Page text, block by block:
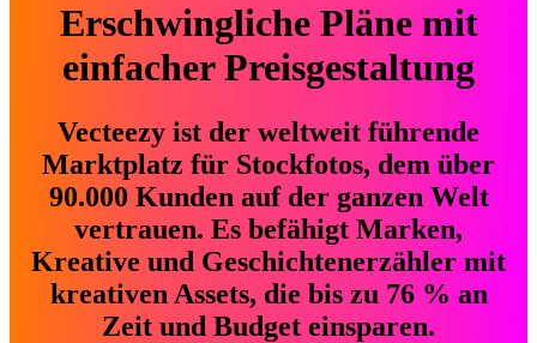
Erschwingliche Pläne mit
einfacher Preisgestaltung
Vecteezy ist der weltweit führende
Marktplatz für Stockfotos, dem über
90.000 Kunden auf der ganzen Welt
vertrauen. Es befähigt Marken,
Kreative und Geschichtenerzähler mit
kreativen Assets, die bis zu 76 % an
Zeit und Budget einsparen.